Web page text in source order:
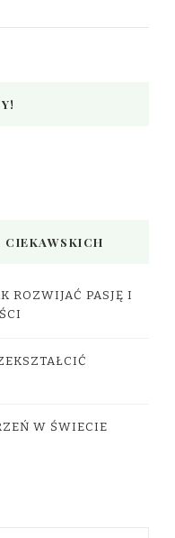
CIEKAWSKICH
ROZWIJAĆ PASJĘ I
W ŚWIECIE